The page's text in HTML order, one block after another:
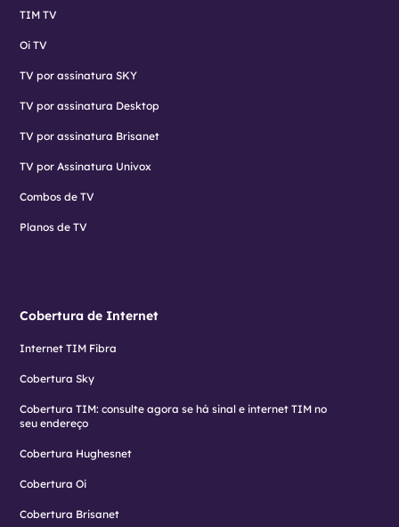
TIM TV
Oi TV
TV por assinatura SKY
TV por assinatura Desktop
TV por assinatura Brisanet
TV por Assinatura Univox
Combos de TV
Planos de TV
Cobertura de Internet
Internet TIM Fibra
Cobertura Sky
Cobertura TIM: consulte agora se há sinal e internet TIM no
seu endereço
Cobertura Hughesnet
Cobertura Oi
Cobertura Brisanet